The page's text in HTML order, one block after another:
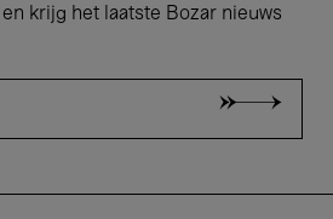
krijg het laatste Bozar nieuws